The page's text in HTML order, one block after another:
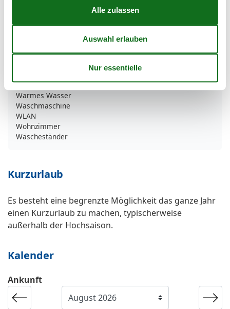
Schuhschrank
Sitzgelegenheiten im Esszimmer
Sofa
TV
Warmes Wasser
Waschmaschine
WLAN
Wohnzimmer
Wäscheständer
Kurzurlaub
Es besteht eine begrenzte Möglichkeit das ganze Jahr
einen Kurzurlaub zu machen, typischerweise
außerhalb der Hochsaison.
Kalender
Ankunft